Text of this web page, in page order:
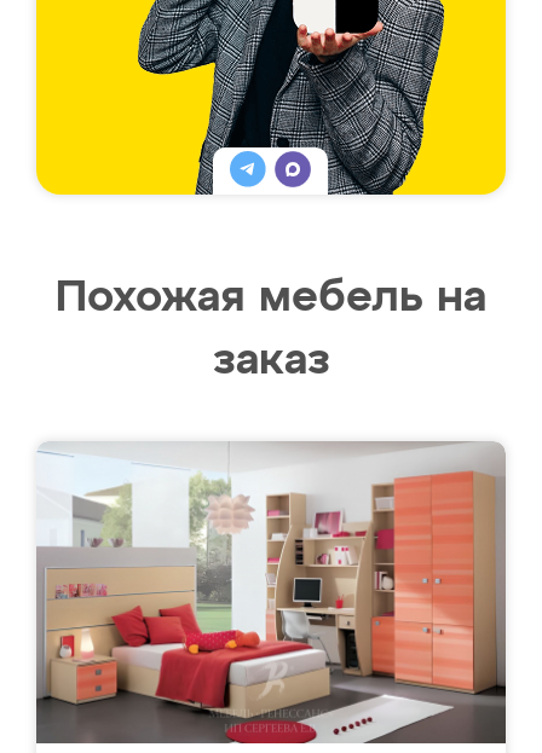
Похожая мебель на
заказ